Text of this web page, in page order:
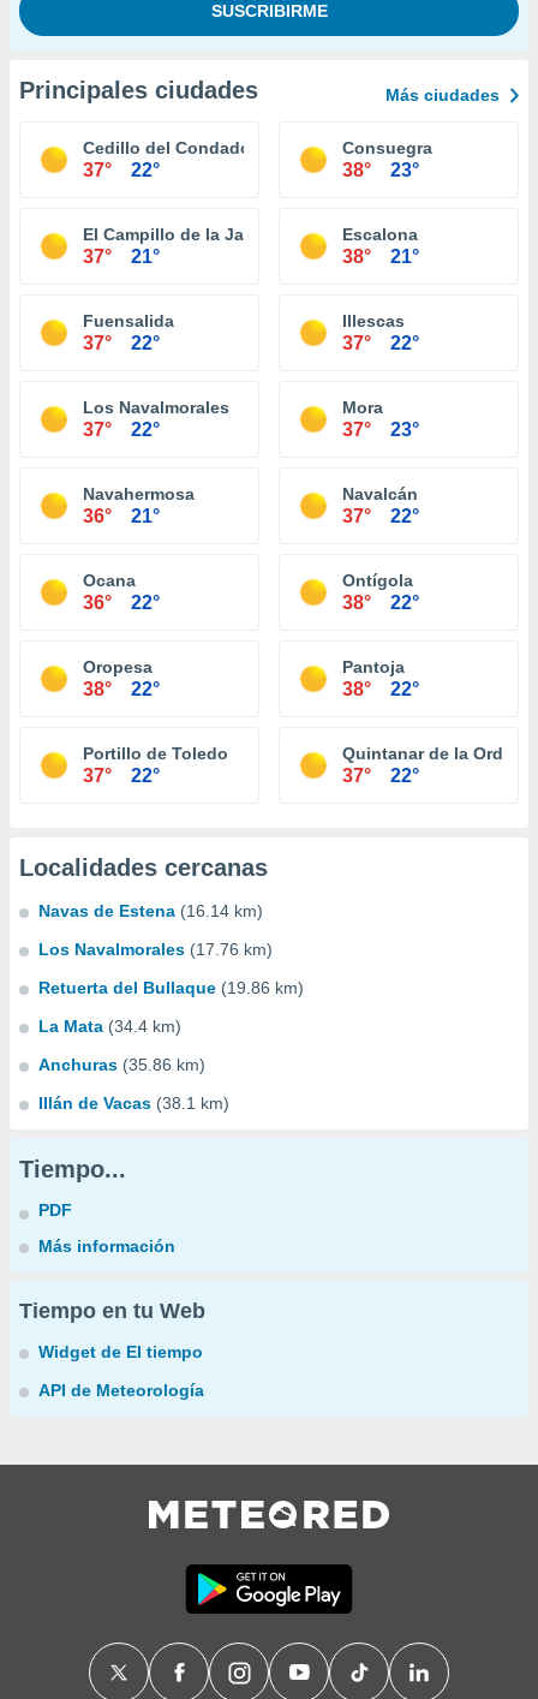
Principales ciudades Más ciudades
Cedillo del Condado
37° 22°
Consuegra
38° 23°
El Campillo de la Jara
37° 21°
Escalona
38° 21°
Fuensalida
37° 22°
Illescas
37° 22°
Los Navalmorales
37° 22°
Mora
37° 23°
Navahermosa
36° 21°
Navalcán
37° 22°
Ocana
36° 22°
Ontígola
38° 22°
Oropesa
38° 22°
Pantoja
38° 22°
Portillo de Toledo
37° 22°
Quintanar de la Orden
37° 22°
Localidades cercanas
Navas de Estena (16.14 km)
Los Navalmorales (17.76 km)
Retuerta del Bullaque (19.86 km)
La Mata (34.4 km)
Anchuras (35.86 km)
Illán de Vacas (38.1 km)
Tiempo...
PDF
Más información
Tiempo en tu Web
Widget de El tiempo
API de Meteorología